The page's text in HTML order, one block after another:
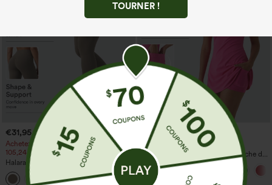
TOURNER !
€31,95 EUR
€35,95 EUR
Achetez-en 2 pour 52,62 €, 4 pour
105,24 €
Halara UltraSculpt™ Leggings
d'entraînement sculptants taille haute,
effet ventre plat, avec poche
+16
€40,95 EUR
Achetez-en 2, le 3e est offert
SoftlyZero™ Robe active en peluche dos
nu — Édition Hyper Facile